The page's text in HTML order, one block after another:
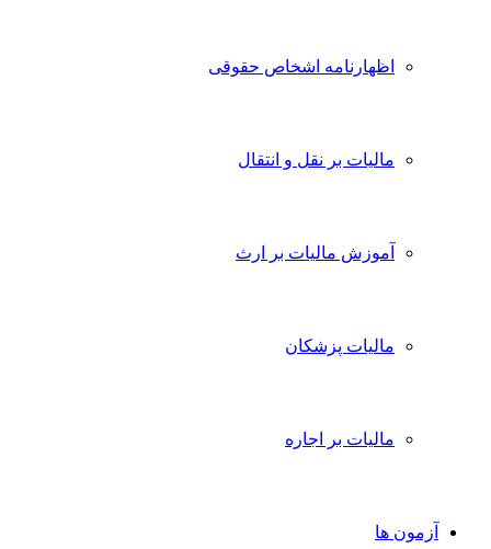
اظهارنامه اشخاص حقوقی
مالیات بر نقل و انتقال
آموزش مالیات بر ارث
مالیات پزشکان
مالیات بر اجاره
آزمون ها